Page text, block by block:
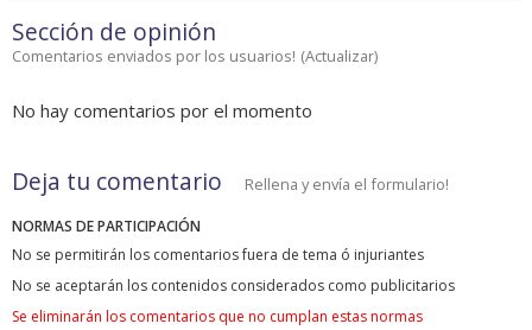
Sección de opinión
Comentarios enviados por los usuarios! (Actualizar)
No hay comentarios por el momento
Deja tu comentario Rellena y envía el formulario!
NORMAS DE PARTICIPACIÓN
No se permitirán los comentarios fuera de tema ó injuriantes
No se aceptarán los contenidos considerados como publicitarios
Se eliminarán los comentarios que no cumplan estas normas